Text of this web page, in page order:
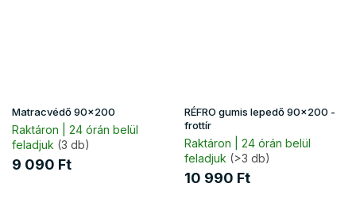
Matracvédő 90x200
Raktáron | 24 órán belül
feladjuk (3 db)
9 090 Ft
RÉFRO gumis lepedő 90x200 -
frottír
Raktáron | 24 órán belül
feladjuk (>3 db)
10 990 Ft